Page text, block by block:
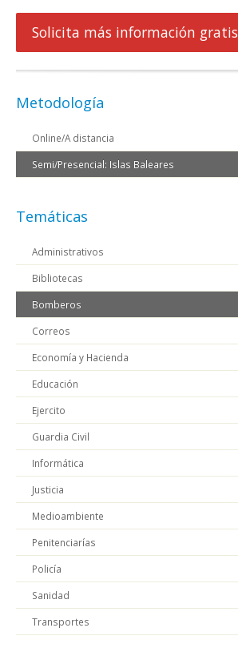
Solicita más información gratis
Metodología
Online/A distancia
Semi/Presencial: Islas Baleares
Temáticas
Administrativos
Bibliotecas
Bomberos
Correos
Economía y Hacienda
Educación
Ejercito
Guardia Civil
Informática
Justicia
Medioambiente
Penitenciarías
Policía
Sanidad
Transportes